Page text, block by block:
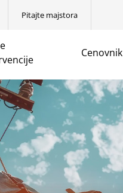
Pitajte majstora
Cenovnik